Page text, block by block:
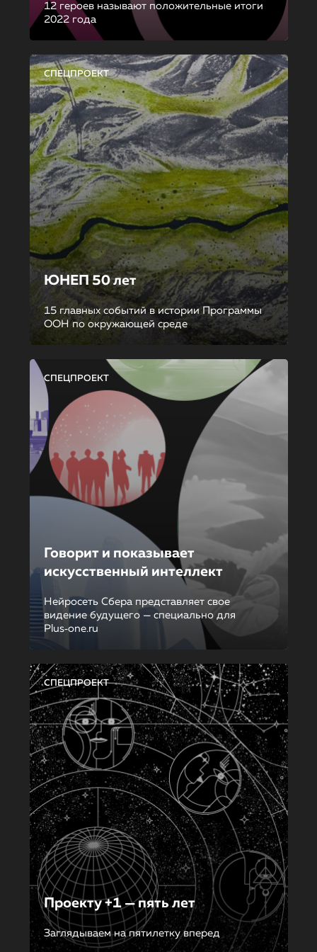
12 героев называют положительные итоги
2022 года
СПЕЦПРОЕКТ
ЮНЕП 50 лет
15 главных событий в истории Программы
ООН по окружающей среде
СПЕЦПРОЕКТ
Говорит и показывает
искусственный интеллект
Нейросеть Сбера представляет свое
видение будущего — специально для
Plus‑one.ru
СПЕЦПРОЕКТ
Проекту +1 — пять лет
Заглядываем на пятилетку вперед